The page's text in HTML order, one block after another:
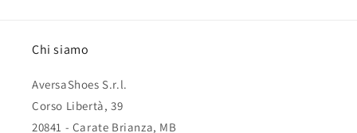
Chi siamo
AversaShoes S.r.l.
Corso Libertà, 39
20841 - Carate Brianza, MB